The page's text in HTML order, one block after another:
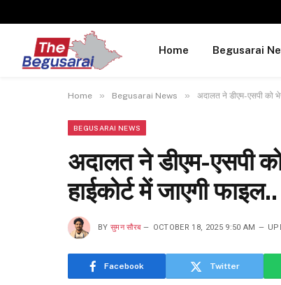
Home Begusarai
Home » Begusarai News » अदालत ने डीएम-एसपी को
BEGUSARAI NEWS
अदालत ने डीएम-एसपी
हाईकोर्ट में जाएगी फाइल..
BY सुमन सौरब OCTOBER 18, 2025 9:50 AM
Facebook Twitter